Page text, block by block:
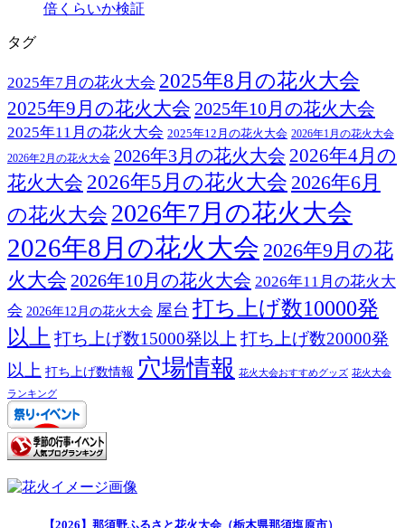
倍くらいか検証
タグ
2025年7月の花火大会 2025年8月の花火大会
2025年9月の花火大会 2025年10月の花火大会
2025年11月の花火大会 2025年12月の花火大会 2026年1月の花火大会
2026年2月の花火大会 2026年3月の花火大会 2026年4月の
花火大会 2026年5月の花火大会 2026年6月
の花火大会 2026年7月の花火大会
2026年8月の花火大会 2026年9月の花
火大会 2026年10月の花火大会 2026年11月の花火大
会 2026年12月の花火大会 屋台 打ち上げ数10000発
以上 打ち上げ数15000発以上 打ち上げ数20000発
以上 打ち上げ数情報 穴場情報 花火大会おすすめグッズ 花火大会
ランキング
【2026】那須野ふるさと花火大会（栃木県那須塩原市）